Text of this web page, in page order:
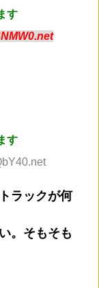
す
す
ラックが何
。そもそも